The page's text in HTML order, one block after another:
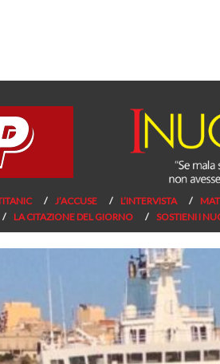
J’ACCUSE L’INTERVISTA
LA CITAZIONE DEL GIORNO SOSTIENI I